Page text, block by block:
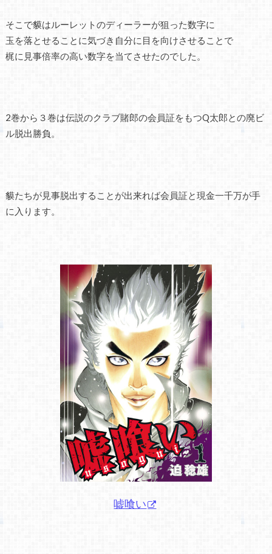
そこで貘はルーレットのディーラーが狙った数字に
玉を落とせることに気づき自分に目を向けさせることで
梶に見事倍率の高い数字を当てさせたのでした。
2巻から３巻は伝説のクラブ賭郎の会員証をもつQ太郎との廃ビ
ル脱出勝負。
貘たちが見事脱出することが出来れば会員証と現金一千万が手
に入ります。
嘘喰い